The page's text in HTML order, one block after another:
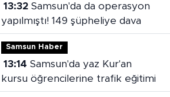
13:32Samsun'da da operasyon
yapılmıştı! 149 şüpheliye dava
Samsun Haber
13:14
kursu öğrencilerine trafik eğitimi